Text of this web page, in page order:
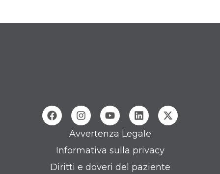
Avvertenza Legale
Informativa sulla privacy
Diritti e doveri del paziente